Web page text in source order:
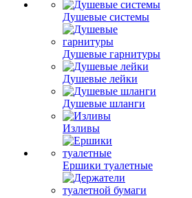
Душевые системы
Душевые гарнитуры
Душевые лейки
Душевые шланги
Изливы
Ершики туалетные